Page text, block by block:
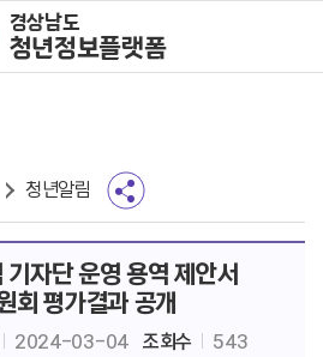
주메뉴바로가기
본문바로가기
경상남도
청년정보플랫폼
청년알림
자단 운영 용역 제안서
회 평가결과 공개
2024-03-04 조회수 543